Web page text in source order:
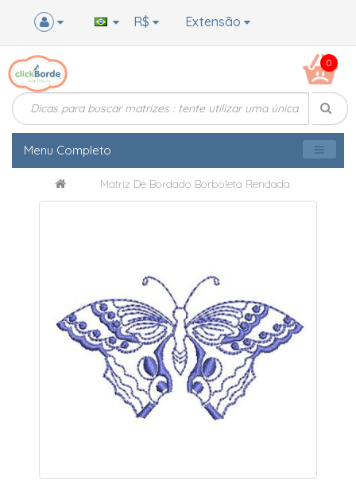
Extensão
R$
0
Menu Completo
Matriz De Bordado Borboleta Rendada